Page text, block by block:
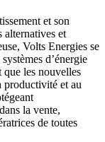
et son
alternatives et
Volts Energies se
d’énergie
que les nouvelles
productivité et au
la vente,
de toutes